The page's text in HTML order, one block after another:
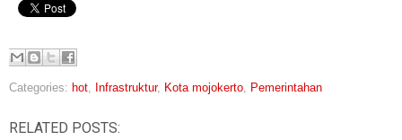
Categories: hot, Infrastruktur, Kota mojokerto, Pemerintahan
RELATED POSTS: